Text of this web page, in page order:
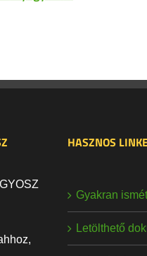
HASZNOS
Gyakran
Letölthető